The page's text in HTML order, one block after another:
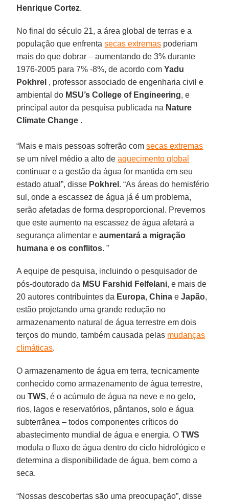
Henrique Cortez.
No final do século 21, a área global de terras e a
população que enfrentasecas extremas poderiam
mais do que dobrar – aumentando de 3% durante
1976-2005 para 7% -8%, de acordo comYadu
Pokhrel , professor associado de engenharia civil e
ambiental do MSU’s College of Engineering, e
principal autor da pesquisa publicada na Nature
Climate Change .
“Mais e mais pessoas sofrerão comsecas extremas
se um nível médio a alto deaquecimento global
continuar e a gestão da água for mantida em seu
estado atual”, disse Pokhrel . “As áreas do hemisfério
sul, onde a escassez de água já é um problema,
serão afetadas de forma desproporcional. Prevemos
que este aumento na escassez de água afetará a
segurança alimentar eaumentará a migração
humana e os conflitos. ”
A equipe de pesquisa, incluindo o pesquisador de
pós-doutorado da MSU Farshid Felfelani, e mais de
20 autores contribuintes da Europa,China eJapão,
estão projetando uma grande redução no
armazenamento natural de água terrestre em dois
terços do mundo, também causada pelas mudanças
climáticas.
O armazenamento de água em terra, tecnicamente
conhecido como armazenamento de água terrestre,
ouTWS, é o acúmulo de água na neve e no gelo,
rios, lagos e reservatórios, pântanos, solo e água
subterrânea – todos componentes críticos do
abastecimento mundial de água e energia. OTWS
modula o fluxo de água dentro do ciclo hidrológico e
determina a disponibilidade de água, bem como a
seca.
“Nossas descobertas são uma preocupação”, disse